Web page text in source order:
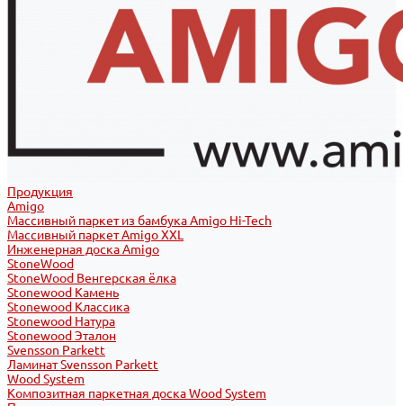
Продукция
Amigo
Массивный паркет из бамбука Amigo Hi-Tech
Массивный паркет Amigo XXL
Инженерная доска Amigo
StoneWood
StoneWood Венгерская ёлка
Stonewood Камень
Stonewood Классика
Stonewood Натура
Stonewood Эталон
Svensson Parkett
Ламинат Svensson Parkett
Wood System
Композитная паркетная доска Wood System